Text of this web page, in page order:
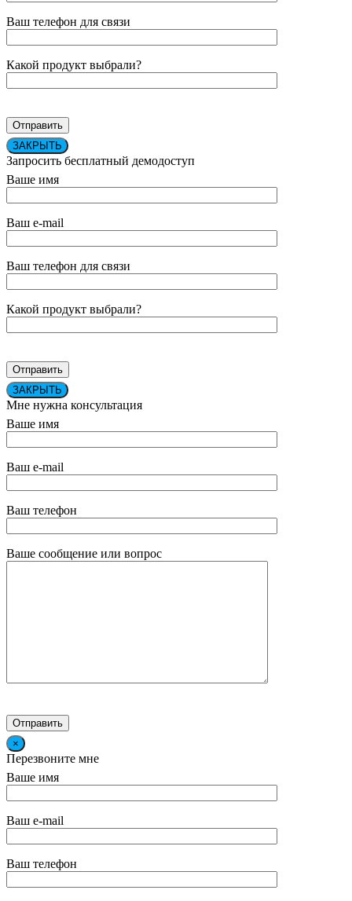
Ваш телефон для связи
Какой продукт выбрали?
ЗАКРЫТЬ
Запросить бесплатный демодоступ
Ваше имя
Ваш e-mail
Ваш телефон для связи
Какой продукт выбрали?
ЗАКРЫТЬ
Мне нужна консультация
Ваше имя
Ваш e-mail
Ваш телефон
Ваше сообщение или вопрос
×
Перезвоните мне
Ваше имя
Ваш e-mail
Ваш телефон